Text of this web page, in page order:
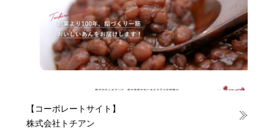
【コーポレートサイト】
株式会社トチアン